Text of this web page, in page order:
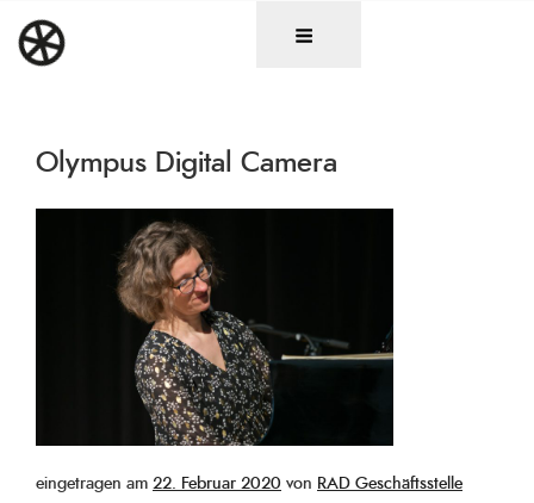
Inhalt
springen
Olympus Digital Camera
eingetragen am Veröffentlicht
22. Februar 2020 von RAD Geschäftsstelle